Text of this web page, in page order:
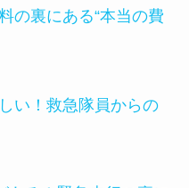
の裏にある“本当の費
い！救急隊員からの